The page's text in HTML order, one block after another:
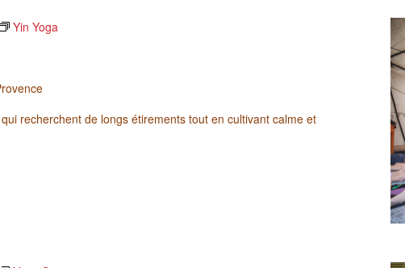
Yin Yoga
recherchent de longs étirements tout en cultivant calme et